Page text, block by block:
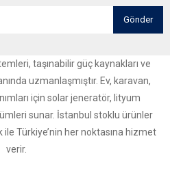
Gönder
taşınabilir güç kaynakları ve
uzmanlaşmıştır. Ev, karavan,
için solar jeneratör, lityum
sunar. İstanbul stoklu ürünler
ile Türkiye’nin her noktasına hizmet
verir.